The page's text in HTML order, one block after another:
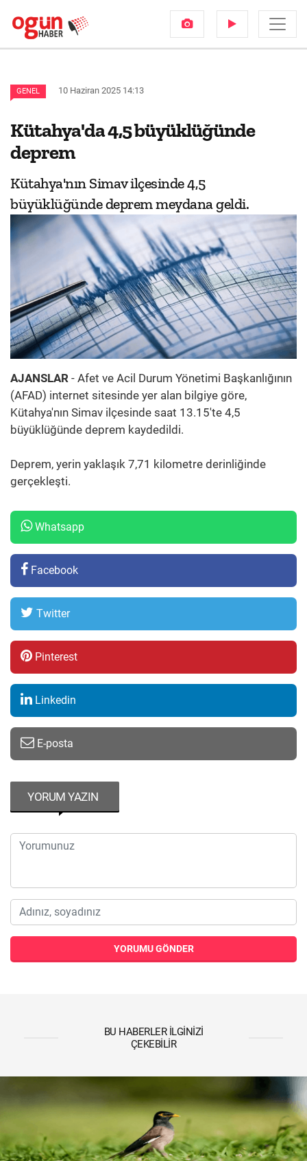
GENEL 10 Haziran 2025 14:13
Kütahya'da 4,5 büyüklüğünde
deprem
Kütahya'nın Simav ilçesinde 4,5
büyüklüğünde deprem meydana geldi.
AJANSLAR - Afet ve Acil Durum Yönetimi Başkanlığının
(AFAD) internet sitesinde yer alan bilgiye göre,
Kütahya'nın Simav ilçesinde saat 13.15'te 4,5
büyüklüğünde deprem kaydedildi.
Deprem, yerin yaklaşık 7,71 kilometre derinliğinde
gerçekleşti.
Whatsapp
Facebook
Twitter
Pinterest
Linkedin
E-posta
YORUM YAZIN
YORUMU GÖNDER
BU HABERLER İLGINIZI
ÇEKEBILIR